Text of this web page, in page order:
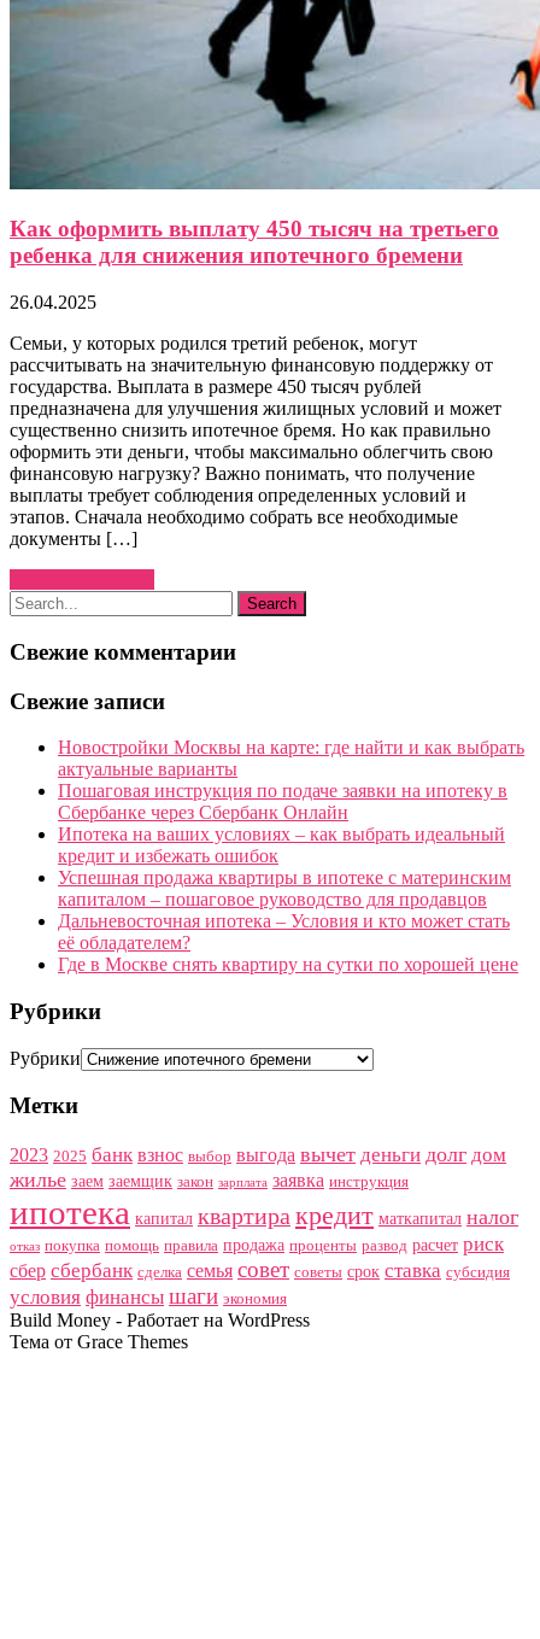
Как оформить выплату 450 тысяч на третьего
ребенка для снижения ипотечного бремени
26.04.2025
Семьи, у которых родился третий ребенок, могут
рассчитывать на значительную финансовую поддержку от
государства. Выплата в размере 450 тысяч рублей
предназначена для улучшения жилищных условий и может
существенно снизить ипотечное бремя. Но как правильно
оформить эти деньги, чтобы максимально облегчить свою
финансовую нагрузку? Важно понимать, что получение
выплаты требует соблюдения определенных условий и
этапов. Сначала необходимо собрать все необходимые
документы […]
Свежие комментарии
Свежие записи
Новостройки Москвы на карте: где найти и как выбрать
актуальные варианты
Пошаговая инструкция по подаче заявки на ипотеку в
Сбербанке через Сбербанк Онлайн
Ипотека на ваших условиях – как выбрать идеальный
кредит и избежать ошибок
Успешная продажа квартиры в ипотеке с материнским
капиталом – пошаговое руководство для продавцов
Дальневосточная ипотека – Условия и кто может стать
её обладателем?
Где в Москве снять квартиру на сутки по хорошей цене
Рубрики
Рубрики
Метки
2023 2025 банк взнос выбор выгода вычет деньги долг дом
жилье заем заемщик закон зарплата заявка инструкция
ипотека капитал квартира кредит маткапитал налог
отказ покупка помощь правила продажа проценты развод расчет риск
сбер сбербанк сделка семья совет советы срок ставка субсидия
условия финансы шаги экономия
Build Money - Работает на WordPress
Тема от Grace Themes